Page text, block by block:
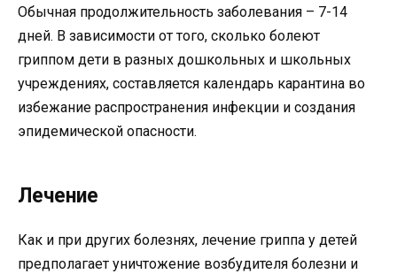
Обычная продолжительность заболевания – 7-14
дней. В зависимости от того, сколько болеют
гриппом дети в разных дошкольных и школьных
учреждениях, составляется календарь карантина во
избежание распространения инфекции и создания
эпидемической опасности.
Лечение
Как и при других болезнях, лечение гриппа у детей
предполагает уничтожение возбудителя болезни и